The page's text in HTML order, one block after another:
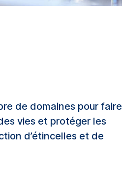
de domaines pour faire
vies et protéger les
d’étincelles et de